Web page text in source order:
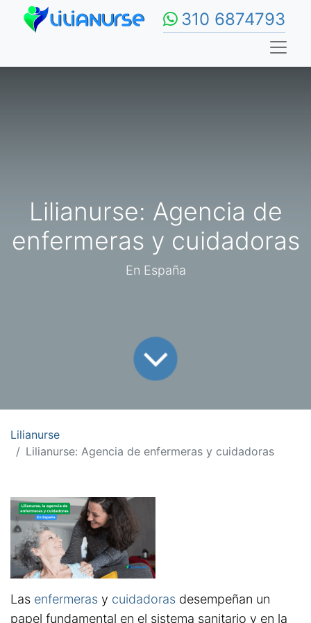
310 6874793
Lilianurse: Agencia de
enfermeras y cuidadoras
En España
Lilianurse
Lilianurse: Agencia de enfermeras y cuidadoras
Las enfermeras y cuidadoras desempeñan un
papel fundamental en el sistema sanitario y en la